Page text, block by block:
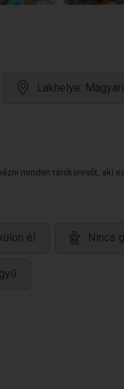
Lakhelye:
minden társkeresőt, aki
él Nincs